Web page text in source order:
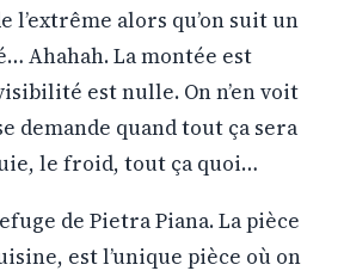
l’extrême alors qu’on suit un
Ahahah. La montée est
est nulle. On n’en voit
demande quand tout ça sera
le froid, tout ça quoi…
de Pietra Piana. La pièce
est l’unique pièce où on